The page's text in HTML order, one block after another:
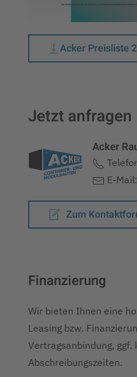
Acker Preisliste
Jetzt anfragen
Acker
E-Mail:
Zum
Finanzierung
Wir bieten Ihnen eine
Leasing bzw.
Vertragsanbindung, ggf.
Abschreibungszeiten.